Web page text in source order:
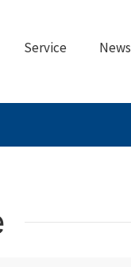
Service News